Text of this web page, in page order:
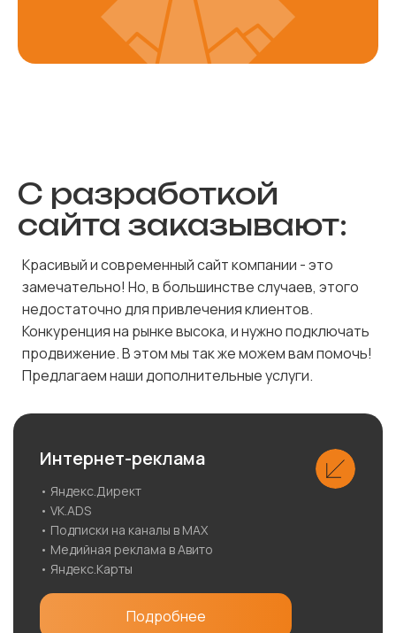
С разработкой
сайта заказывают:
Красивый и современный сайт компании - это
замечательно! Но, в большинстве случаев, этого
недостаточно для привлечения клиентов.
Конкуренция на рынке высока, и нужно подключать
продвижение. В этом мы так же можем вам помочь!
Предлагаем наши дополнительные услуги.
Интернет-реклама
• Яндекс.Директ
• VK.ADS
• Подписки на каналы в MAX
• Медийная реклама в Авито
• Яндекс.Карты
Подробнее